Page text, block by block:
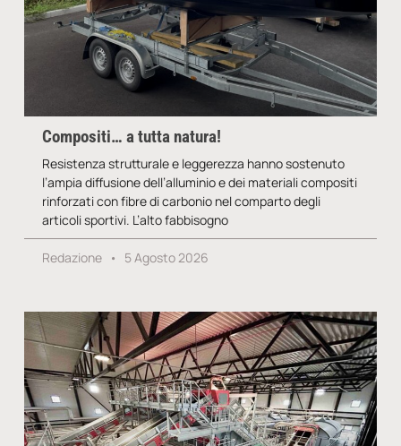
Compositi… a tutta natura!
Resistenza strutturale e leggerezza hanno sostenuto
l’ampia diffusione dell’alluminio e dei materiali compositi
rinforzati con fibre di carbonio nel comparto degli
articoli sportivi. L’alto fabbisogno
Redazione 5 Agosto 2026